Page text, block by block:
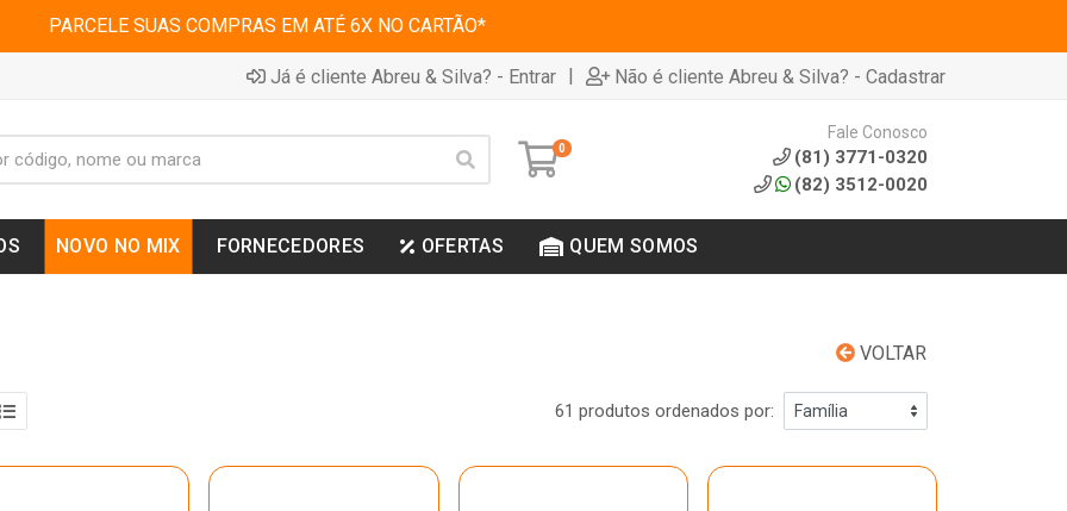
PARCELE SUAS COMPRAS EM ATÉ 6X NO CARTÃO*
Já é cliente Abreu & Silva? - Entrar | Não é cliente Abreu & Silva? - Cadastrar
0
Fale Conosco
(81) 3771-0320
(82) 3512-0020
NOVO NO MIX FORNECEDORES OFERTAS QUEM SOMOS
VOLTAR
61 produtos ordenados por: